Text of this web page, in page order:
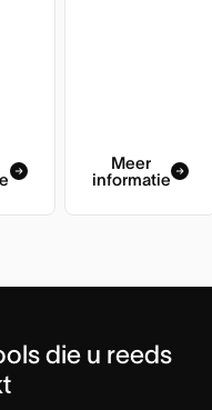
Meer
informatie
die u reeds